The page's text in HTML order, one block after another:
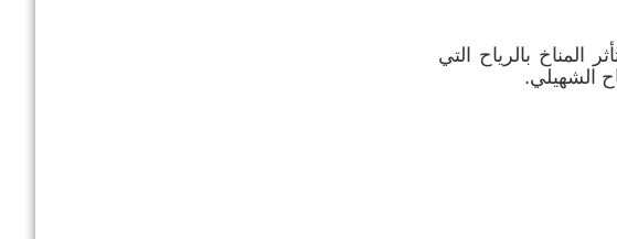
جغرافيا وسنويا (معدل الأمطار يتراوح بين (360 و 670 مم) ويتأثر المناخ بالرياح التي
الشهيلي.